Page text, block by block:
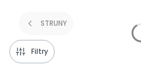
STRUNY
Filtry